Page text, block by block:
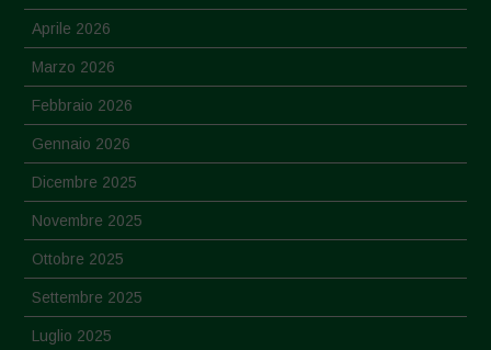
Aprile 2026
Marzo 2026
Febbraio 2026
Gennaio 2026
Dicembre 2025
Novembre 2025
Ottobre 2025
Settembre 2025
Luglio 2025